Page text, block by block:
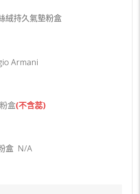
絨持久氣墊粉盒
Armani
盒(不含蕊)
盒 N/A